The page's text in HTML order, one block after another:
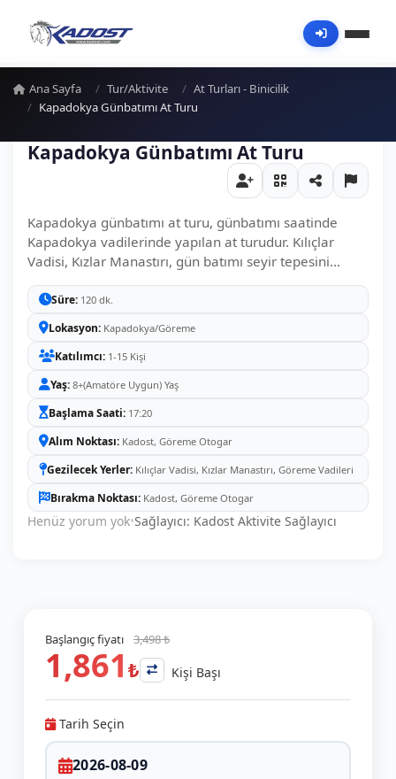
Ana Sayfa Tur/Aktivite
At Turları - Binicilik
Kapadokya Günbatımı At Turu
Kapadokya Günbatımı At Turu
Kapadokya günbatımı at turu, günbatımı saatinde
Kapadokya vadilerinde yapılan at turudur. Kılıçlar
Vadisi, Kızlar Manastırı, gün batımı seyir tepesini...
Süre 120 dk.
Lokasyon Kapadokya/Göreme
Katılımcı 1-15 Kişi
Yaş 8+(Amatöre Uygun) Yaş
Başlama Saati 17:20
Alım Noktası Kadost, Göreme Otogar
Gezilecek Yerler Kılıçlar Vadisi, Kızlar Manastırı, Göreme Vadileri
Bırakma Noktası Kadost, Göreme Otogar
Henüz yorum yok•Sağlayıcı: Kadost Aktivite Sağlayıcı
Başlangıç fiyatı 3,498 ₺
1,861 ₺ Kişi Başı
Tarih Seçin